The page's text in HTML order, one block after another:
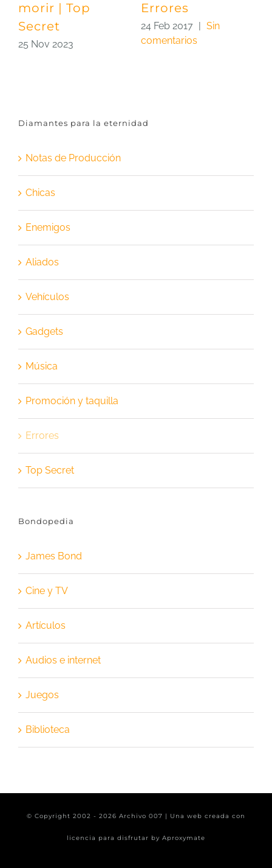
morir | Top
Secret
25 Nov 2023
Errores
24 Feb 2017
Sin
comentarios
Diamantes para la eternidad
Notas de Producción
Chicas
Enemigos
Aliados
Vehículos
Gadgets
Música
Promoción y taquilla
Errores
Top Secret
Bondopedia
James Bond
Cine y TV
Artículos
Audios e internet
Juegos
Biblioteca
© Copyright 2002 - 2026 Archivo 007 | Una web creada con
licencia para disfrutar by Aproxymate